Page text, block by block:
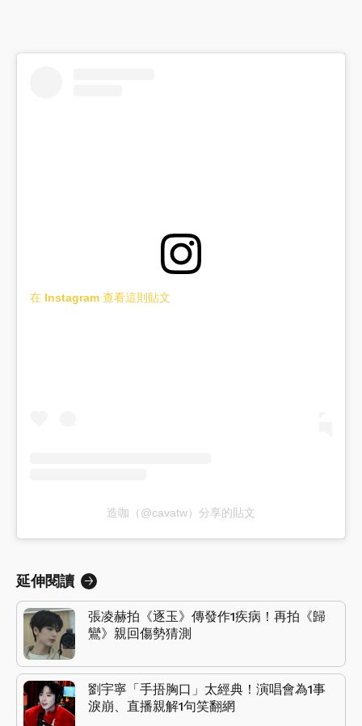
在 Instagram 查看這則貼文
造咖（@cavatw）分享的貼文
延伸閱讀
張凌赫拍《逐玉》傳發作1疾病！再拍《歸
鸞》親回傷勢猜測
劉宇寧「手捂胸口」太經典！演唱會為1事
淚崩、直播親解1句笑翻網